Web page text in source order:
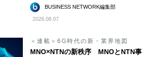
BUSINESS NETWORK編集部
2026.08.07
＜連載＞6G時代の新・業界地図
MNO×NTNの新秩序 MNOとNTN事